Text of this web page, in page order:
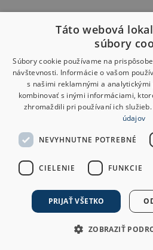
Táto webová
súbory
Súbory cookie používame na
návštevnosti. Informácie o vašom
s našimi reklamnými a
kombinovať s inými informáciami,
zhromaždili pri používaní ich
údajov
NEVYHNUTNE POTREBNÉ
CIELENIE FUNKCIE
PRIJAŤ VŠETKO
ZOBRAZIŤ